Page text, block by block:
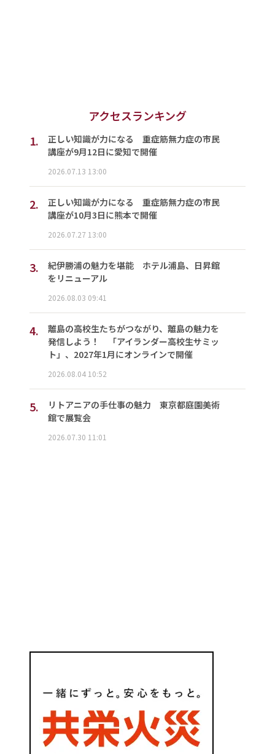
アクセスランキング
1.
正しい知識が力になる 重症筋無力症の市民
講座が9月12日に愛知で開催
2026.07.13 13:00
2.
正しい知識が力になる 重症筋無力症の市民
講座が10月3日に熊本で開催
2026.07.27 13:00
3.
紀伊勝浦の魅力を堪能 ホテル浦島、日昇館
をリニューアル
2026.08.03 09:41
4.
離島の高校生たちがつながり、離島の魅力を
発信しよう！ 「アイランダー高校生サミッ
ト」、2027年1月にオンラインで開催
2026.08.04 10:52
5.
リトアニアの手仕事の魅力 東京都庭園美術
館で展覧会
2026.07.30 11:01